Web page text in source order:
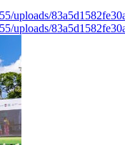
uploads/
uploads/